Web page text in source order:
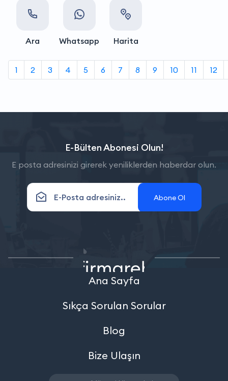
Ara Whatsapp Harita
1 2 3 4 5 6 7 8 9 10 11 12
E-Bülten Abonesi Olun!
E posta adresinizi girerek yeniliklerden haberdar olun.
Abone Ol
Ana Sayfa
Sıkça Sorulan Sorular
Blog
Bize Ulaşın